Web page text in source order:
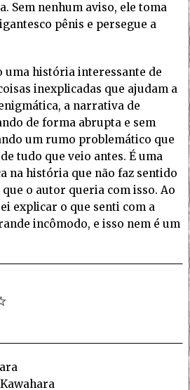
Sem nenhum aviso, ele toma
pênis e persegue a
uma história interessante de
inexplicadas que ajudam a
a narrativa de
de forma abrupta e sem
um rumo problemático que
tudo que veio antes. É uma
na história que não faz sentido
o autor queria com isso. Ao
explicar o que senti com a
incômodo, e isso nem é um